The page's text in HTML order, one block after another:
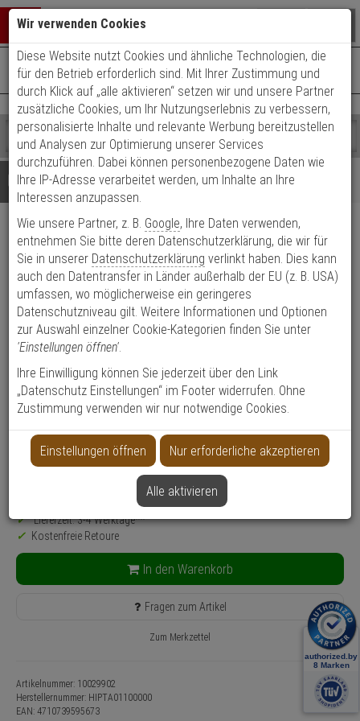
Warenkorb schließen
0 ARTIKEL IM WARENKORB
Ihr Warenkorb ist momentan leer.
Ergebnisse ()
Fertig
Shop
durchsuchen
Bitte
geben
Sie
Zeichen
ein,
um
Suche
starten.
Es
wurde
noch
Suche
gestartet
+49 (0)821 899 493-0Mo. - Do.: 8:00 - 16:30 | Fr.: 8:00 - 14:00 Uhr
Details Beratung
AG Neovo HIP-TA HDMI-
LAN Extender
Produktmerkmale
Datenblatt drucken
Produktinformationen
Encoder
Montageart: Wandmontage
Anwendung: Videoüberwachung
Farbe: Schwarz
130,55 €
Lieferzeit: 3-4 Werktage**
Kostenfreie Retoure
In den Warenkorb
Fragen zum Artikel
Zum Merkzettel
Artikelnummer: 10029902
Herstellernummer: HIPTA01100000
EAN: 4710739595673
Wir verwenden Cookies
Diese Website nutzt Cookies und ähnliche Technologien, die
für den Betrieb erforderlich sind. Mit Ihrer Zustimmung und
durch Klick auf „alle aktivieren“ setzen wir und unsere Partner
zusätzliche Cookies, um Ihr Nutzungserlebnis zu verbessern,
personalisierte Inhalte und relevante Werbung bereitzustellen
und Analysen zur Optimierung unserer Services
durchzuführen. Dabei können personenbezogene Daten wie
Ihre IP-Adresse verarbeitet werden, um Inhalte an Ihre
Interessen anzupassen.
Wie unsere Partner, z. B. Google, Ihre Daten verwenden,
entnehmen Sie bitte deren Datenschutzerklärung, die wir für
Sie in unserer Datenschutzerklärung verlinkt haben. Dies kann
auch den Datentransfer in Länder außerhalb der EU (z. B. USA)
umfassen, wo möglicherweise ein geringeres
Datenschutzniveau gilt. Weitere Informationen und Optionen
zur Auswahl einzelner Cookie-Kategorien finden Sie unter
'Einstellungen öffnen'.
Ihre Einwilligung können Sie jederzeit über den Link
„Datenschutz Einstellungen“ im Footer widerrufen. Ohne
Zustimmung verwenden wir nur notwendige Cookies.
Einstellungen öffnen Nur erforderliche akzeptieren
Alle aktivieren